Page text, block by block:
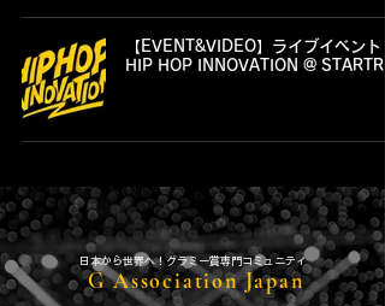
【EVENT&VIDEO】ライブイベント
HIP HOP INNOVATION @
​日本から世界へ！グラミー賞専門コミュニティ
G Association Japan